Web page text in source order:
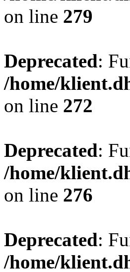
on line 279
Deprecated:
/home/
on line 272
Deprecated:
/home/
on line 276
Deprecated:
/home/